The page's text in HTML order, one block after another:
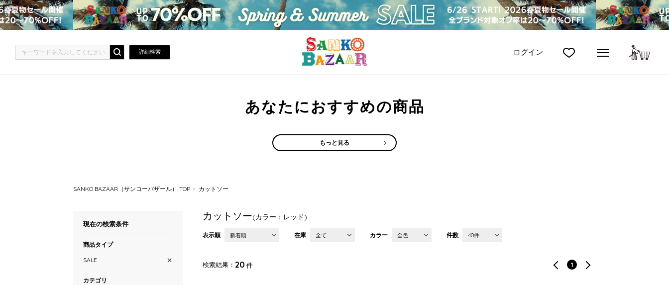
詳細検索 ログイン
あなたにおすすめの商品
もっと見る
SANKO BAZAAR（サンコーバザール） TOP カットソー
カットソー(カラー：レッド)
表示順 新着順 在庫 全て カラー 全色 件数 40件
検索結果 20 件 1
現在の検索条件
商品タイプ
SALE
カテゴリ